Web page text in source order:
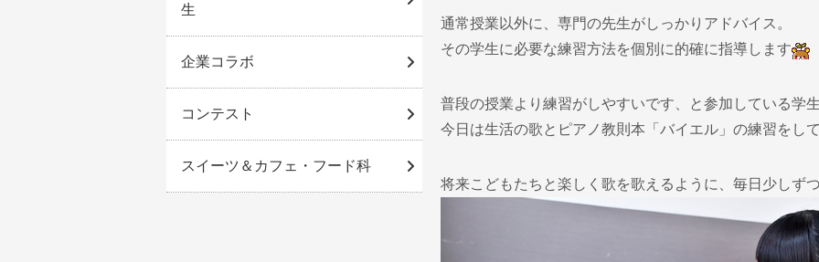
通常授業以外に、専門の先生がしっかりアドバイス。
その学生に必要な練習方法を個別に的確に指導します
普段の授業より練習がしやすいです、と参加している学
今日は生活の歌とピアノ教則本「バイエル」の練習をし
将来こどもたちと楽しく歌を歌えるように、毎日少しず
生
企業コラボ
コンテスト
スイーツ＆カフェ・フード科